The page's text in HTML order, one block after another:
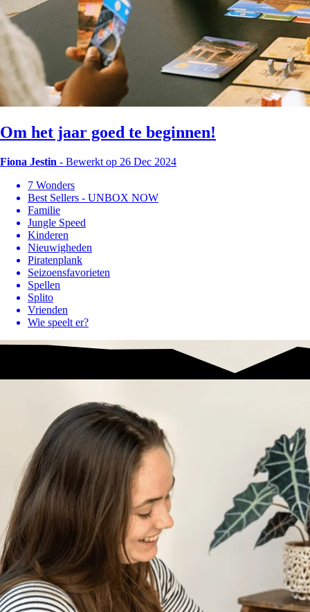
Om het jaar goed te beginnen!
Fiona Jestin - Bewerkt op 26 Dec 2024
7 Wonders
Best Sellers - UNBOX NOW
Familie
Jungle Speed
Kinderen
Nieuwigheden
Piratenplank
Seizoensfavorieten
Spellen
Splito
Vrienden
Wie speelt er?